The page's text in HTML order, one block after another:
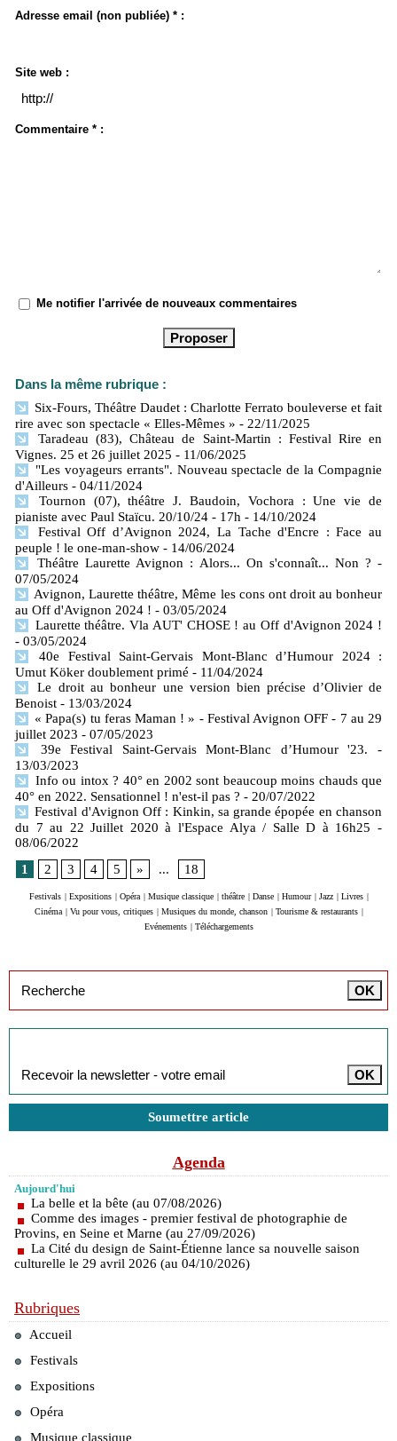
Adresse email (non publiée) * :
Site web :
Commentaire * :
Me notifier l'arrivée de nouveaux commentaires
Dans la même rubrique :
Six-Fours, Théâtre Daudet : Charlotte Ferrato bouleverse et fait
rire avec son spectacle « Elles-Mêmes » - 22/11/2025
Taradeau (83), Château de Saint-Martin : Festival Rire en
Vignes. 25 et 26 juillet 2025 - 11/06/2025
"Les voyageurs errants". Nouveau spectacle de la Compagnie
d'Ailleurs - 04/11/2024
Tournon (07), théâtre J. Baudoin, Vochora : Une vie de
pianiste avec Paul Staïcu. 20/10/24 - 17h - 14/10/2024
Festival Off d’Avignon 2024, La Tache d'Encre : Face au
peuple ! le one-man-show - 14/06/2024
Théâtre Laurette Avignon : Alors... On s'connaît... Non ? -
07/05/2024
Avignon, Laurette théâtre, Même les cons ont droit au bonheur
au Off d'Avignon 2024 ! - 03/05/2024
Laurette théâtre. Vla AUT' CHOSE ! au Off d'Avignon 2024 !
- 03/05/2024
40e Festival Saint-Gervais Mont-Blanc d’Humour 2024 :
Umut Köker doublement primé - 11/04/2024
Le droit au bonheur une version bien précise d’Olivier de
Benoist - 13/03/2024
« Papa(s) tu feras Maman ! » - Festival Avignon OFF - 7 au 29
juillet 2023 - 07/05/2023
39e Festival Saint-Gervais Mont-Blanc d’Humour '23.
-
13/03/2023
Info ou intox ? 40° en 2002 sont beaucoup moins chauds que
40° en 2022. Sensationnel ! n'est-il pas ? - 20/07/2022
Festival d'Avignon Off : Kinkin, sa grande épopée en chanson
du 7 au 22 Juillet 2020 à l'Espace Alya / Salle D à 16h25 -
08/06/2022
1
2 3 4 5 » ... 18
Festivals Expositions Opéra Musique classique théâtre Danse Humour Jazz Livres
Cinéma
Vu pour vous, critiques Musiques du monde, chanson Tourisme & restaurants
Evénements
Téléchargements
Soumettre article
Agenda
Aujourd'hui
La belle et la bête (au 07/08/2026)
Comme des images - premier festival de photographie de
Provins, en Seine et Marne (au 27/09/2026)
La Cité du design de Saint-Étienne lance sa nouvelle saison
culturelle le 29 avril 2026 (au 04/10/2026)
Rubriques
Accueil
Festivals
Expositions
Opéra
Musique classique